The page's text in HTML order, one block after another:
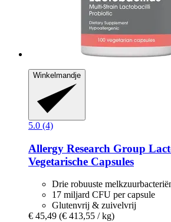
Winkelmandje
5.0 (4)
Allergy Research Group
Vegetarische Capsules
Drie robuuste
17 miljard CFU per capsule
Glutenvrij & zuivelvrij
€ 45,49 (€ 413,55 / kg)